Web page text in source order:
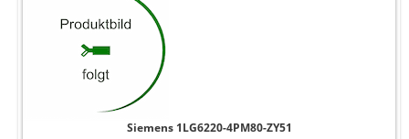
Siemens 1LG6220-4PM80-ZY51